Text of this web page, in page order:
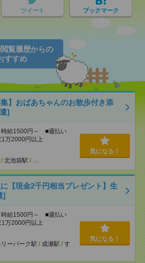
ツイート ブックマーク
覧履歴からの
すすめ
集】おばあちゃんのお散歩付き添
]
時給1500円～ ■週払い
2000円以上
/ 北池袋駅 / …
気になる！
【現金2千円相当プレゼント】生
]
時給1500円～ ■週払い
2000円以上
ーパーク駅 / 成瀬駅 / す
気になる！